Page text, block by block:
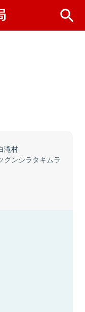
滝村
グンシラタキムラ